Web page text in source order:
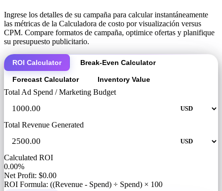
Ingrese los detalles de su campaña para calcular instantáneamente
las métricas de la Calculadora de costo por visualización versus
CPM. Compare formatos de campaña, optimice ofertas y planifique
su presupuesto publicitario.
ROI Calculator Break-Even Calculator
Forecast Calculator Inventory Value
Total Ad Spend / Marketing Budget
Total Revenue Generated
Calculated ROI
0.00%
Net Profit: $0.00
ROI Formula: ((Revenue - Spend) ÷ Spend) × 100